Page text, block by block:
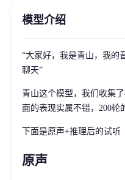
模型介绍
“大家好，我是青山，我的
聊天”
青山这个模型，我们收集
面的表现实属不错，200轮
下面是原声+推理后的试听
原声